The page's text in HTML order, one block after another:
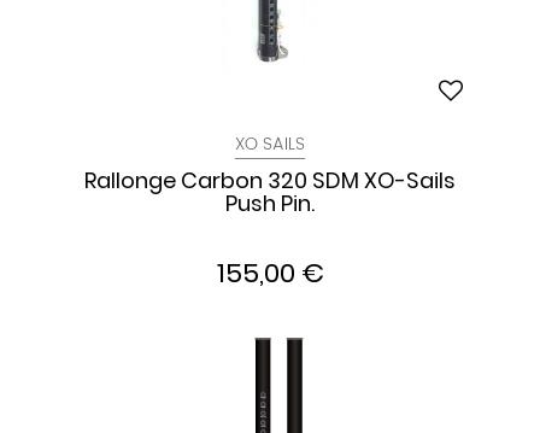
XO SAILS
Rallonge Carbon 320 SDM XO-Sails
Push Pin.
155,00 €